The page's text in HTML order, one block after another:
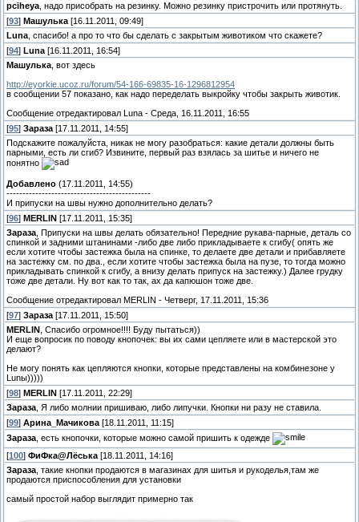
pciheya , надо присобрать на резинку. Можно резинку пристрочить или протянуть.
[93] Машулька [16.11.2011, 09:49]
Luna , спасибо! а про то что бы сделать с закрытым животиком что скажете?
[94] Luna [16.11.2011, 16:54]
Машулька , вот здесь
http://eyorkie.ucoz.ru/forum/54-166-69835-16-1296812954
в сообщении 57 показано, как надо переделать выкройку чтобы закрыть животик.
Сообщение отредактировал
Luna - Среда, 16.11.2011, 16:55
[95] Зараза [17.11.2011, 14:55]
Подскажите пожалуйста, никак не могу разобраться: какие детали должны быть
парными, есть ли сгиб? Извините, первый раз взялась за шитье и ничего не
понятно
Добавлено (17.11.2011, 14:55)
---------------------------------------------
И припуски на швы нужно дополнительно делать?
[96] MERLIN [17.11.2011, 15:35]
Зараза , Припуски на швы делать обязательно! Передние рукава-парные, деталь со
спинкой и задними штанинами -либо две либо прикладываете к сгибу( опять же
если хотите чтобы застежка была на спинке, то делаете две детали и прибавляете
на застежку см. по два., если хотите чтобы застежка была на пузе, то тогда можно
прикладывать спинкой к сгибу, а внизу делать припуск на застежку.) Далее грудку
тоже две детали. Ну вот как то так, ах да капюшон тоже две.
Сообщение отредактировал MERLIN - Четверг, 17.11.2011, 15:36
[97] Зараза [17.11.2011, 15:50]
MERLIN
, Спасибо огромное!!!! Буду пытаться))
И еще вопросик по поводу кнопочек: вы их сами цепляете или в мастерской это
делают?
Не могу понять как цепляются кнопки, которые представлены на комбинезоне у
Lunы)))))
[98] MERLIN [17.11.2011, 22:29]
Зараза , Я либо молнии пришиваю, либо липучки. Кнопки ни разу не ставила.
[99] Арина_Мачикова [18.11.2011, 11:15]
Зараза , есть кнопочки, которые можно самой пришить к одежде
[100] ФиФка@Лёська [18.11.2011, 14:16]
Зараза , такие кнопки продаются в магазинах для шитья и рукоделья,там же
продаются приспособления для установки
самый простой набор выглядит примерно так